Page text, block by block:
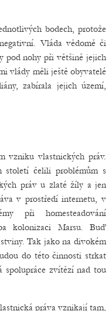
bodech, protože
Vláda vědomě či
pod nohy při většině jejich
vlády měli ještě obyvatelé
zabírala jejich území,
vzniku vlastnických práv.
století čelili problémům s
práv u zlaté žíly a jen
v prostředí internetu, v
při homesteadování
kolonizaci Marsu. Buď
Tak jako na divokém
do této činnosti strkat
spolupráce zvítězí nad tou
práva vznikají tam,